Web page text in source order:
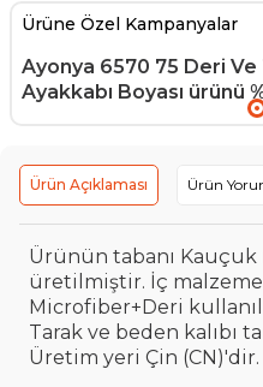
Ürüne Özel Kampanyalar
Ayonya 6570 75 Deri
Ayakkabı Boyası ürünü
Ürün Açıklaması Ürün
Ürünün tabanı
üretilmiştir. İç malzeme
Microfiber+Deri
Tarak ve beden kalıbı
Üretim yeri Çin (CN)'dir.